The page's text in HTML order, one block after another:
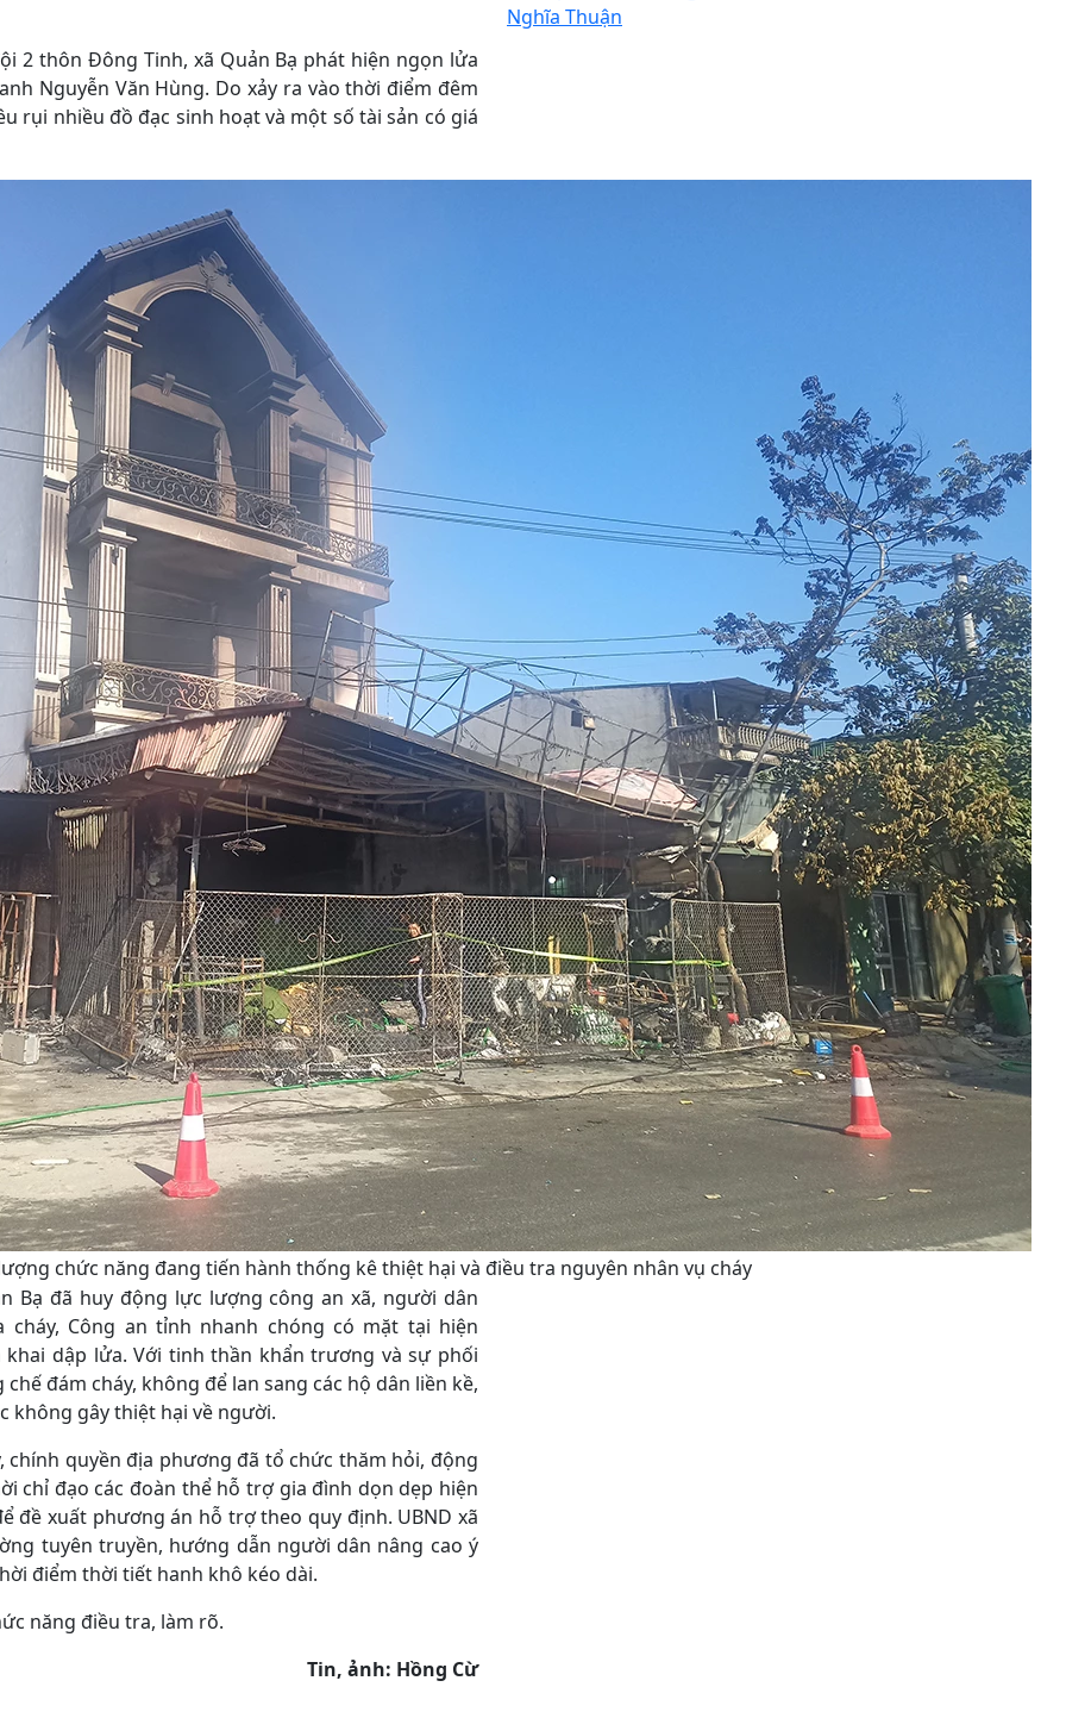
2 thôn Đông Tinh, xã Quản Bạ phát hiện ngọn lửa
Nguyễn Văn Hùng. Do xảy ra vào thời điểm đêm
rụi nhiều đồ đạc sinh hoạt và một số tài sản có giá
chức năng đang tiến hành thống kê thiệt hại và điều tra nguyên nhân vụ cháy
Bạ đã huy động lực lượng công an xã, người dân
Công an tỉnh nhanh chóng có mặt tại hiện
dập lửa. Với tinh thần khẩn trương và sự phối
đám cháy, không để lan sang các hộ dân liền kề,
không gây thiệt hại về người.
chính quyền địa phương đã tổ chức thăm hỏi, động
chỉ đạo các đoàn thể hỗ trợ gia đình dọn dẹp hiện
đề xuất phương án hỗ trợ theo quy định. UBND xã
tuyên truyền, hướng dẫn người dân nâng cao ý
điểm thời tiết hanh khô kéo dài.
năng điều tra, làm rõ.
Tin, ảnh: Hồng Cừ
Nghĩa Thuận